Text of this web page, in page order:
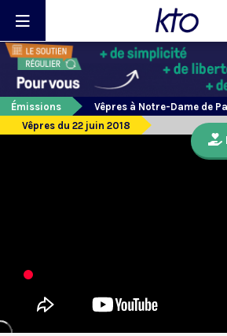
Émissions
Vêpres à Notre-Dame de
Vêpres du 22 juin 2018